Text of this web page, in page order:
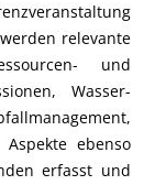
relevante
und
Wasser-
ebenso
erfasst und